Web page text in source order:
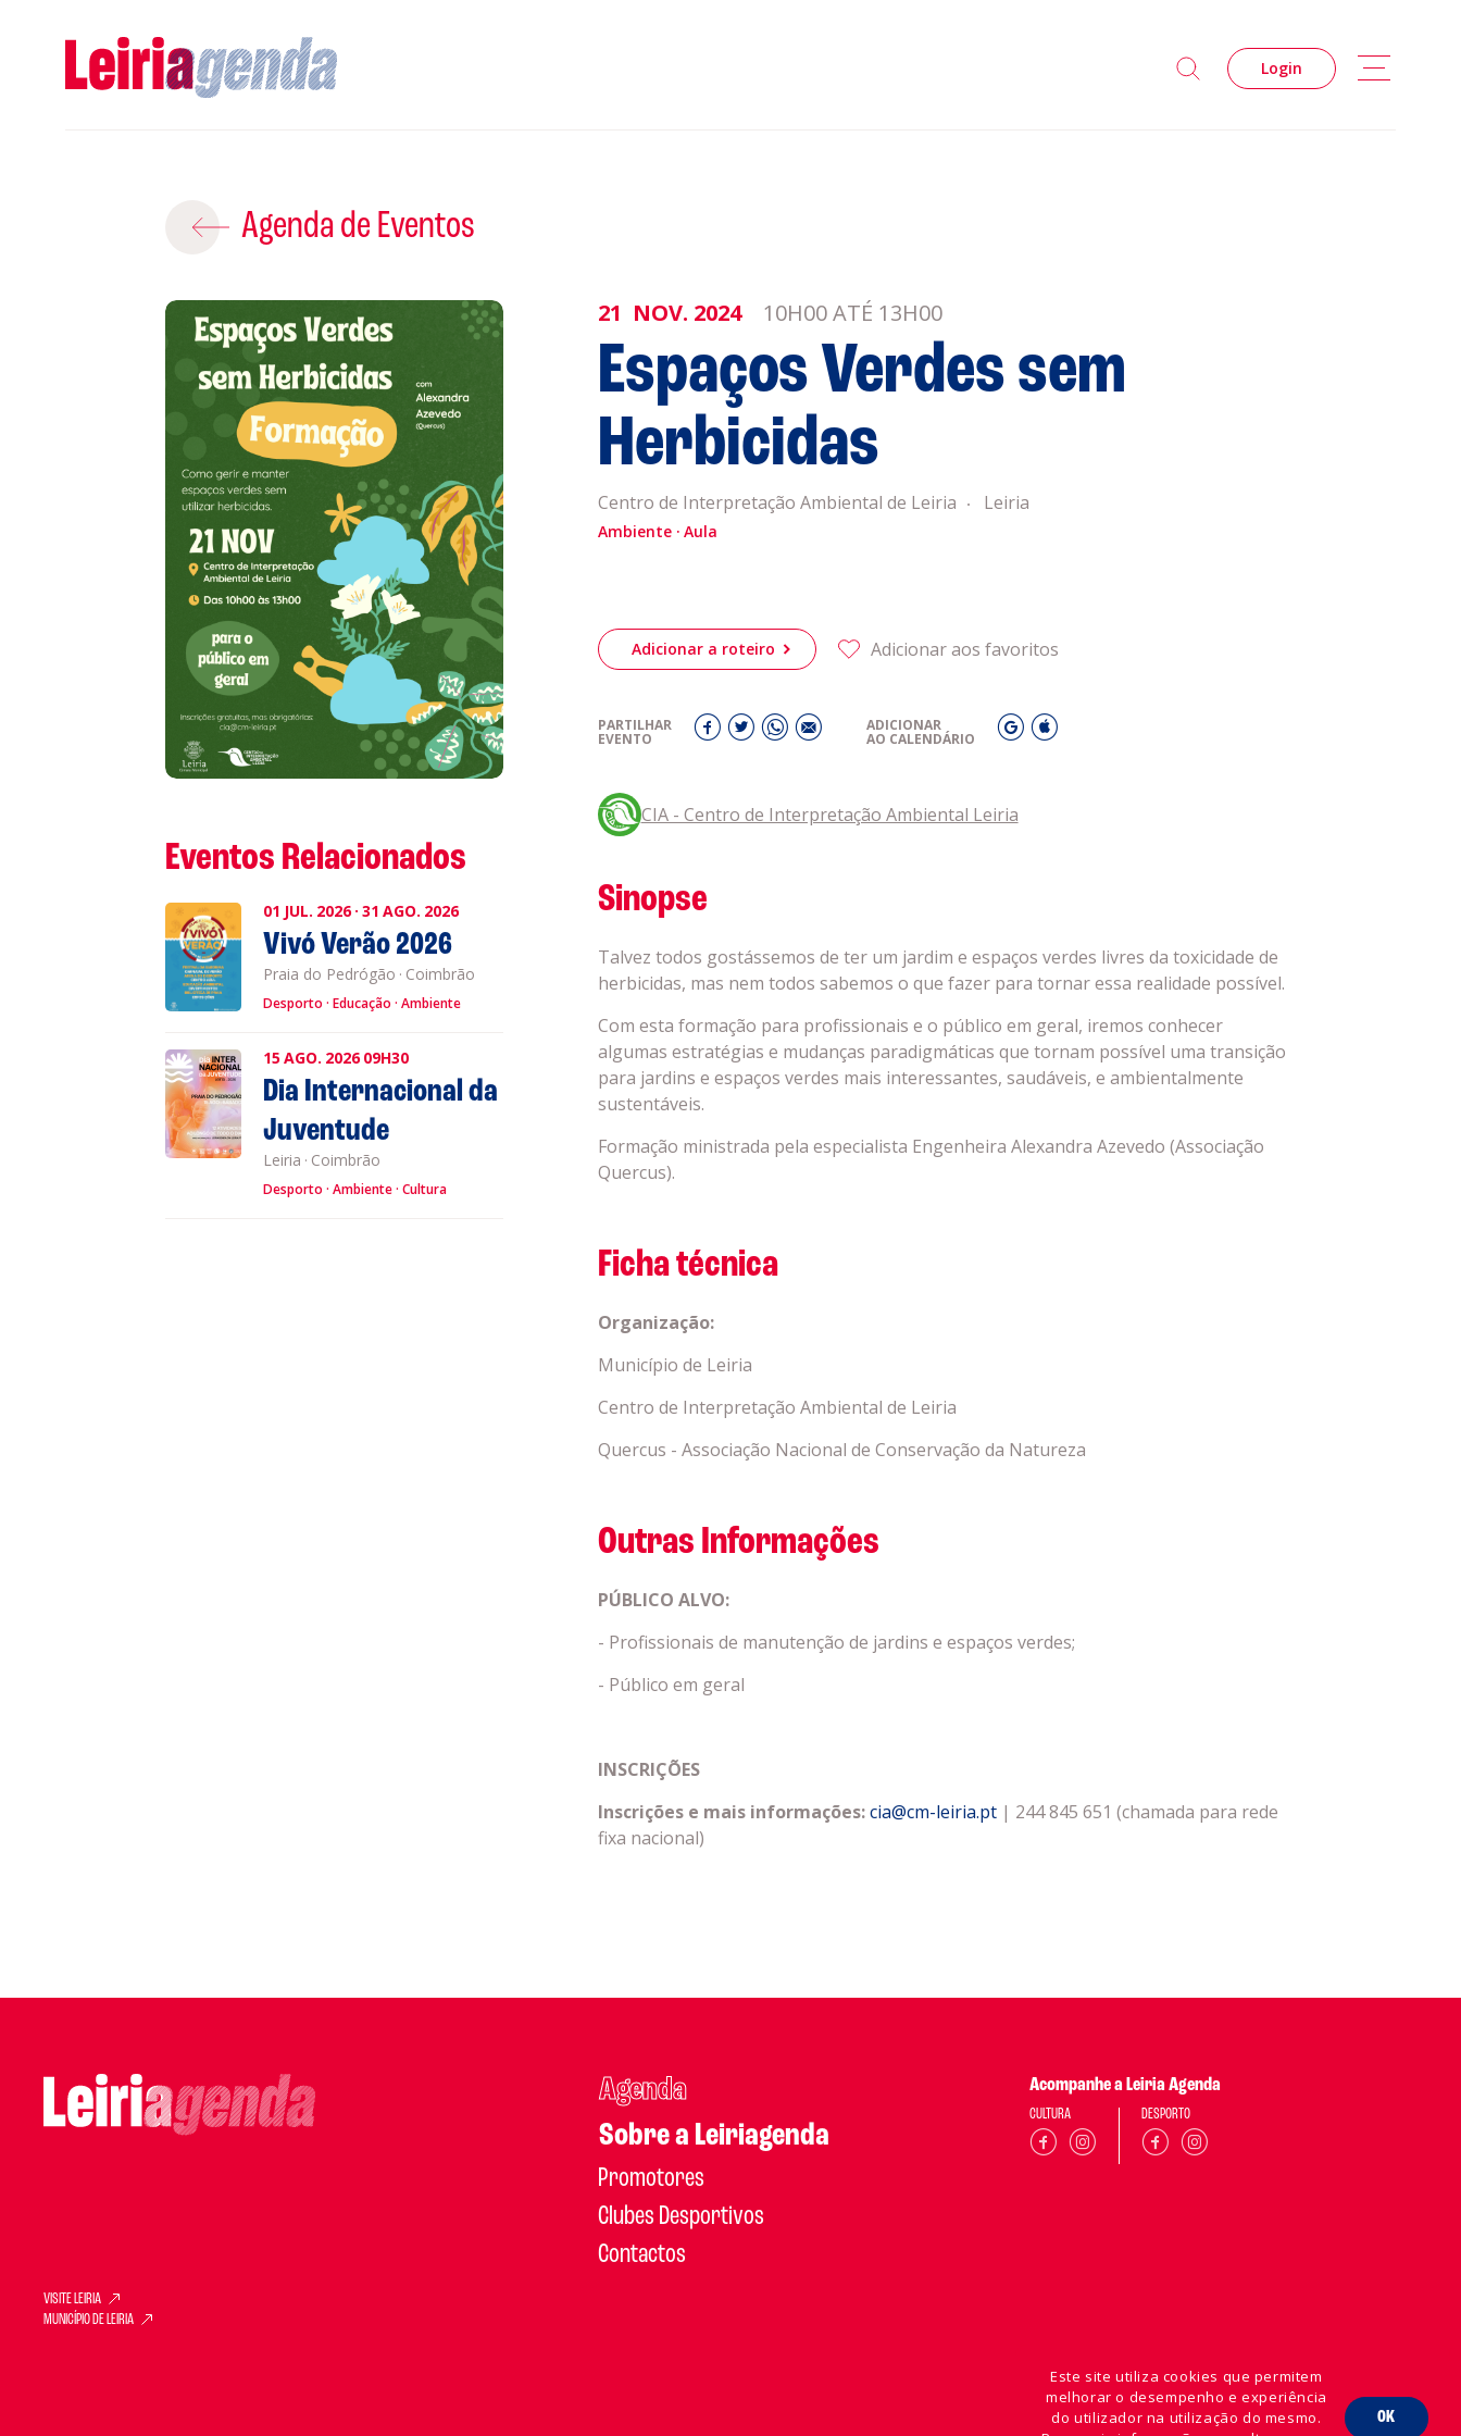
Login
Agenda
Sobre a
Leiriagenda
Promotores
Clubes Desportivos
Contactos
Informações
Acompanhe a Leiria Agenda
Agenda de Eventos
21 NOV. 2024 10H00 ATÉ 13H00
Espaços Verdes sem
Herbicidas
Centro de Interpretação Ambiental de Leiria Leiria
Ambiente Aula
Adicionar a roteiro Adicionar aos favoritos
PARTILHAR
EVENTO
ADICIONAR
AO CALENDÁRIO
CIA - Centro de Interpretação Ambiental Leiria
Sinopse
Talvez todos gostássemos de ter um jardim e espaços verdes livres da toxicidade de
herbicidas, mas nem todos sabemos o que fazer para tornar essa realidade possível.
Com esta formação para profissionais e o público em geral, iremos conhecer
algumas estratégias e mudanças paradigmáticas que tornam possível uma transição
para jardins e espaços verdes mais interessantes, saudáveis, e ambientalmente
sustentáveis.
Formação ministrada pela especialista Engenheira Alexandra Azevedo (Associação
Quercus).
Ficha técnica
Organização:
Município de Leiria
Centro de Interpretação Ambiental de Leiria
Quercus - Associação Nacional de Conservação da Natureza
Outras Informações
PÚBLICO ALVO:
- Profissionais de manutenção de jardins e espaços verdes;
- Público em geral
INSCRIÇÕES
Inscrições e mais informações: cia@cm-leiria.pt| 244 845 651 (chamada para rede
fixa nacional)
Eventos Relacionados
01 JUL. 2026· 31 AGO. 2026
Vivó Verão 2026
Praia do Pedrógão · Coimbrão
Desporto Educação Ambiente
15AGO. 202609H30
Dia Internacional da
Juventude
Leiria · Coimbrão
Desporto Ambiente Cultura
ROTEIROS EXISTENTES
CRIAR NOVO
Gravar
VISITE LEIRIA
MUNICÍPIO DE LEIRIA
Agenda
Sobre a Leiriagenda
Promotores
Clubes Desportivos
Contactos
Acompanhe a Leiria Agenda
CULTURA DESPORTO
Este site utiliza cookies que permitem
melhorar o desempenho e experiência
do utilizador na utilização do mesmo.
OK